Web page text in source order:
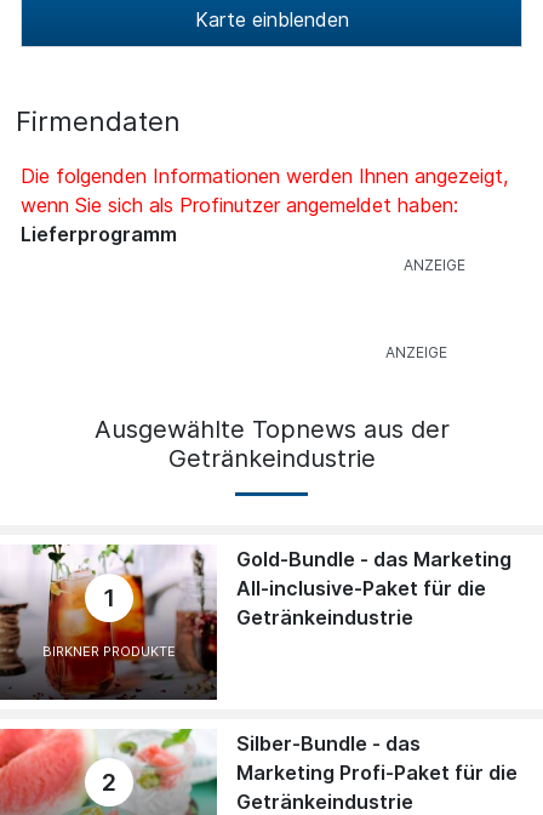
Karte einblenden
Firmendaten
Die folgenden Informationen werden Ihnen angezeigt,
wenn Sie sich als Profinutzer angemeldet haben:
Lieferprogramm
Ausgewählte Topnews aus der
Getränkeindustrie
1
BIRKNER PRODUKTE
Gold-Bundle - das Marketing
All-inclusive-Paket für die
Getränkeindustrie
2
Silber-Bundle - das
Marketing Profi-Paket für die
Getränkeindustrie